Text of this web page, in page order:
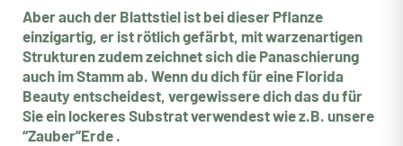
Aber auch der Blattstiel ist bei dieser Pflanze
einzigartig, er ist rötlich gefärbt, mit warzenartigen
Strukturen zudem zeichnet sich die Panaschierung
auch im Stamm ab. Wenn du dich für eine Florida
Beauty entscheidest, vergewissere dich das du für
Sie ein lockeres Substrat verwendest wie z.B. unsere
“Zauber”Erde .